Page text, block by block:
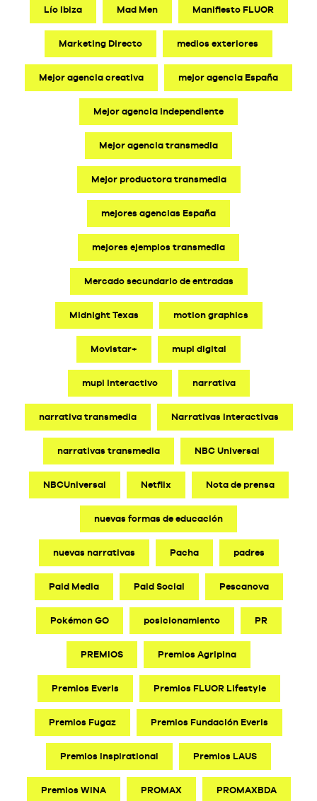
Lío Ibiza Mad Men Manifiesto FLUOR
Marketing Directo medios exteriores
Mejor agencia creativa mejor agencia España
Mejor agencia independiente
Mejor agencia transmedia
Mejor productora transmedia
mejores agencias España
mejores ejemplos transmedia
Mercado secundario de entradas
Midnight Texas motion graphics
Movistar+ mupi digital
mupi interactivo narrativa
narrativa transmedia Narrativas Interactivas
narrativas transmedia NBC Universal
NBCUniversal Netflix Nota de prensa
nuevas formas de educación
nuevas narrativas Pacha padres
Paid Media Paid Social Pescanova
Pokémon GO posicionamiento PR
PREMIOS Premios Agripina
Premios Everis Premios FLUOR Lifestyle
Premios Fugaz Premios Fundación Everis
Premios Inspirational Premios LAUS
Premios WINA PROMAX PROMAXBDA